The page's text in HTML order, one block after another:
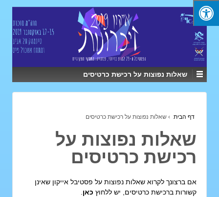
שאלות נפוצות על רכישת כרטיסים
› שאלות נפוצות על רכישת כרטיסים
נפוצות על
כרטיסים
ברצונך לקרוא שאלות נפוצות על פסטיבל אייקון שאינן
ברכישת כרטיסים, יש ללחוץכאן.